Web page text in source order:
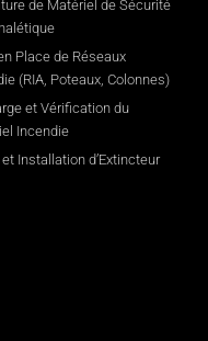
de Matériel de Sécurité
Place de Réseaux
(RIA, Poteaux, Colonnes)
et Vérification du
Incendie
Installation d’Extincteur